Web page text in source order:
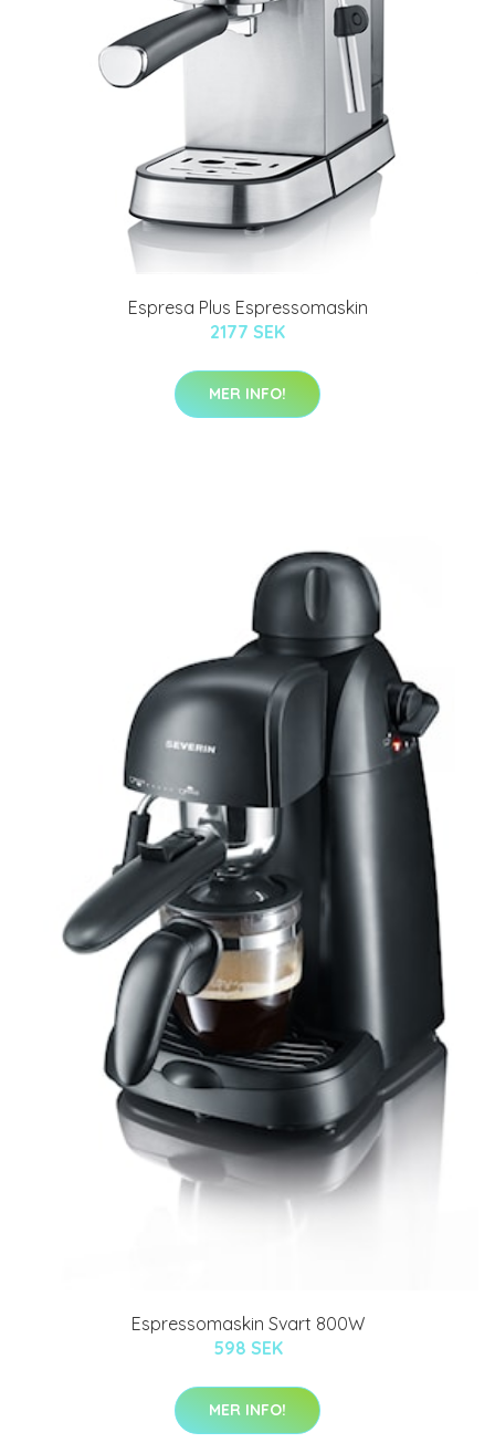
Espresa Plus Espressomaskin
2177 SEK
MER INFO!
Espressomaskin Svart 800W
598 SEK
MER INFO!